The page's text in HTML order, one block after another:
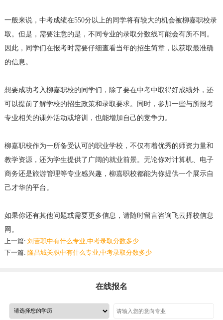
一般来说，中考成绩在550分以上的同学将有较大的机会被柳嘉职校录
取。但是，需要注意的是，不同专业的录取分数线可能会有所不同。
因此，同学们在报考时需要仔细查看当年的招生简章，以获取最准确
的信息。
想要成功考入柳嘉职校的同学们，除了要在中考中取得好成绩外，还
可以提前了解学校的招生政策和录取要求。同时，参加一些与所报考
专业相关的课外活动或培训，也能增加自己的竞争力。
柳嘉职校作为一所备受认可的职业学校，不仅有着优秀的师资力量和
教学资源，还为学生提供了广阔的就业前景。无论你对计算机、电子
商务还是旅游管理等专业感兴趣，柳嘉职校都能为你提供一个展示自
己才华的平台。
如果你还有其他问题或需要更多信息，请随时留言咨询飞云择校信息
网。
上一篇: 刘营职中有什么专业,中考录取分数多少
下一篇: 隆昌城关职中有什么专业,中考录取分数多少
在线报名